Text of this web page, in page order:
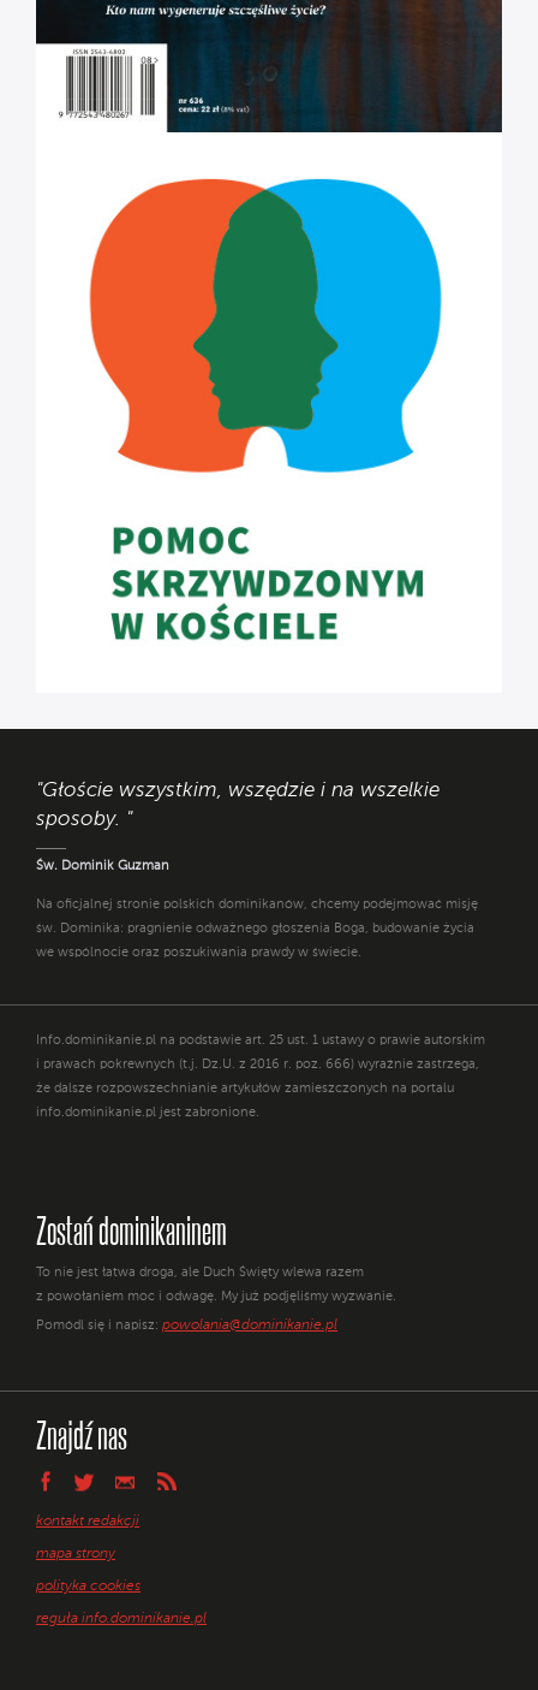
"Głoście wszystkim, wszędzie i na wszelkie
sposoby. "
Św. Dominik Guzman
Na oficjalnej stronie polskich dominikanów, chcemy podejmować misję
św. Dominika: pragnienie odważnego głoszenia Boga, budowanie życia
we wspólnocie oraz poszukiwania prawdy w świecie.
Info.dominikanie.pl na podstawie art. 25 ust. 1 ustawy o prawie autorskim
i prawach pokrewnych (t.j. Dz.U. z 2016 r. poz. 666) wyraźnie zastrzega,
że dalsze rozpowszechnianie artykułów zamieszczonych na portalu
info.dominikanie.pl jest zabronione.
Zostań dominikaninem
To nie jest łatwa droga, ale Duch Święty wlewa razem
z powołaniem moc i odwagę. My już podjęliśmy wyzwanie.
Pomódl się i napisz: powolania@dominikanie.pl
Znajdź nas
kontakt redakcji
mapa strony
polityka cookies
reguła info.dominikanie.pl